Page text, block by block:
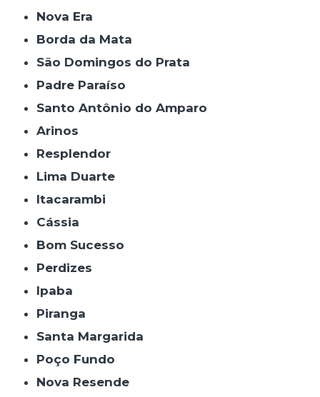
Nova Era
Borda da Mata
São Domingos do Prata
Padre Paraíso
Santo Antônio do Amparo
Arinos
Resplendor
Lima Duarte
Itacarambi
Cássia
Bom Sucesso
Perdizes
Ipaba
Piranga
Santa Margarida
Poço Fundo
Nova Resende